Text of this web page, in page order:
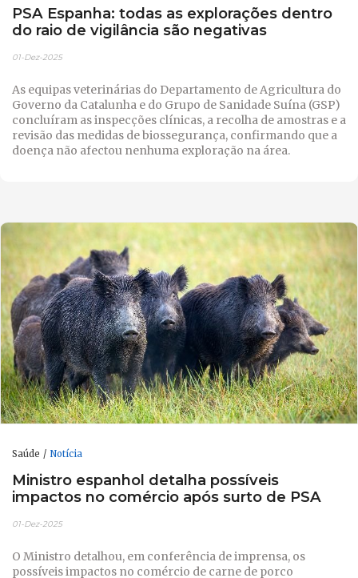
PSA Espanha: todas as explorações dentro
do raio de vigilância são negativas
01-Dez-2025
As equipas veterinárias do Departamento de Agricultura do
Governo da Catalunha e do Grupo de Sanidade Suína (GSP)
concluíram as inspecções clínicas, a recolha de amostras e a
revisão das medidas de biossegurança, confirmando que a
doença não afectou nenhuma exploração na área.
Saúde Notícia
Ministro espanhol detalha possíveis
impactos no comércio após surto de PSA
01-Dez-2025
O Ministro detalhou, em conferência de imprensa, os
possíveis impactos no comércio de carne de porco